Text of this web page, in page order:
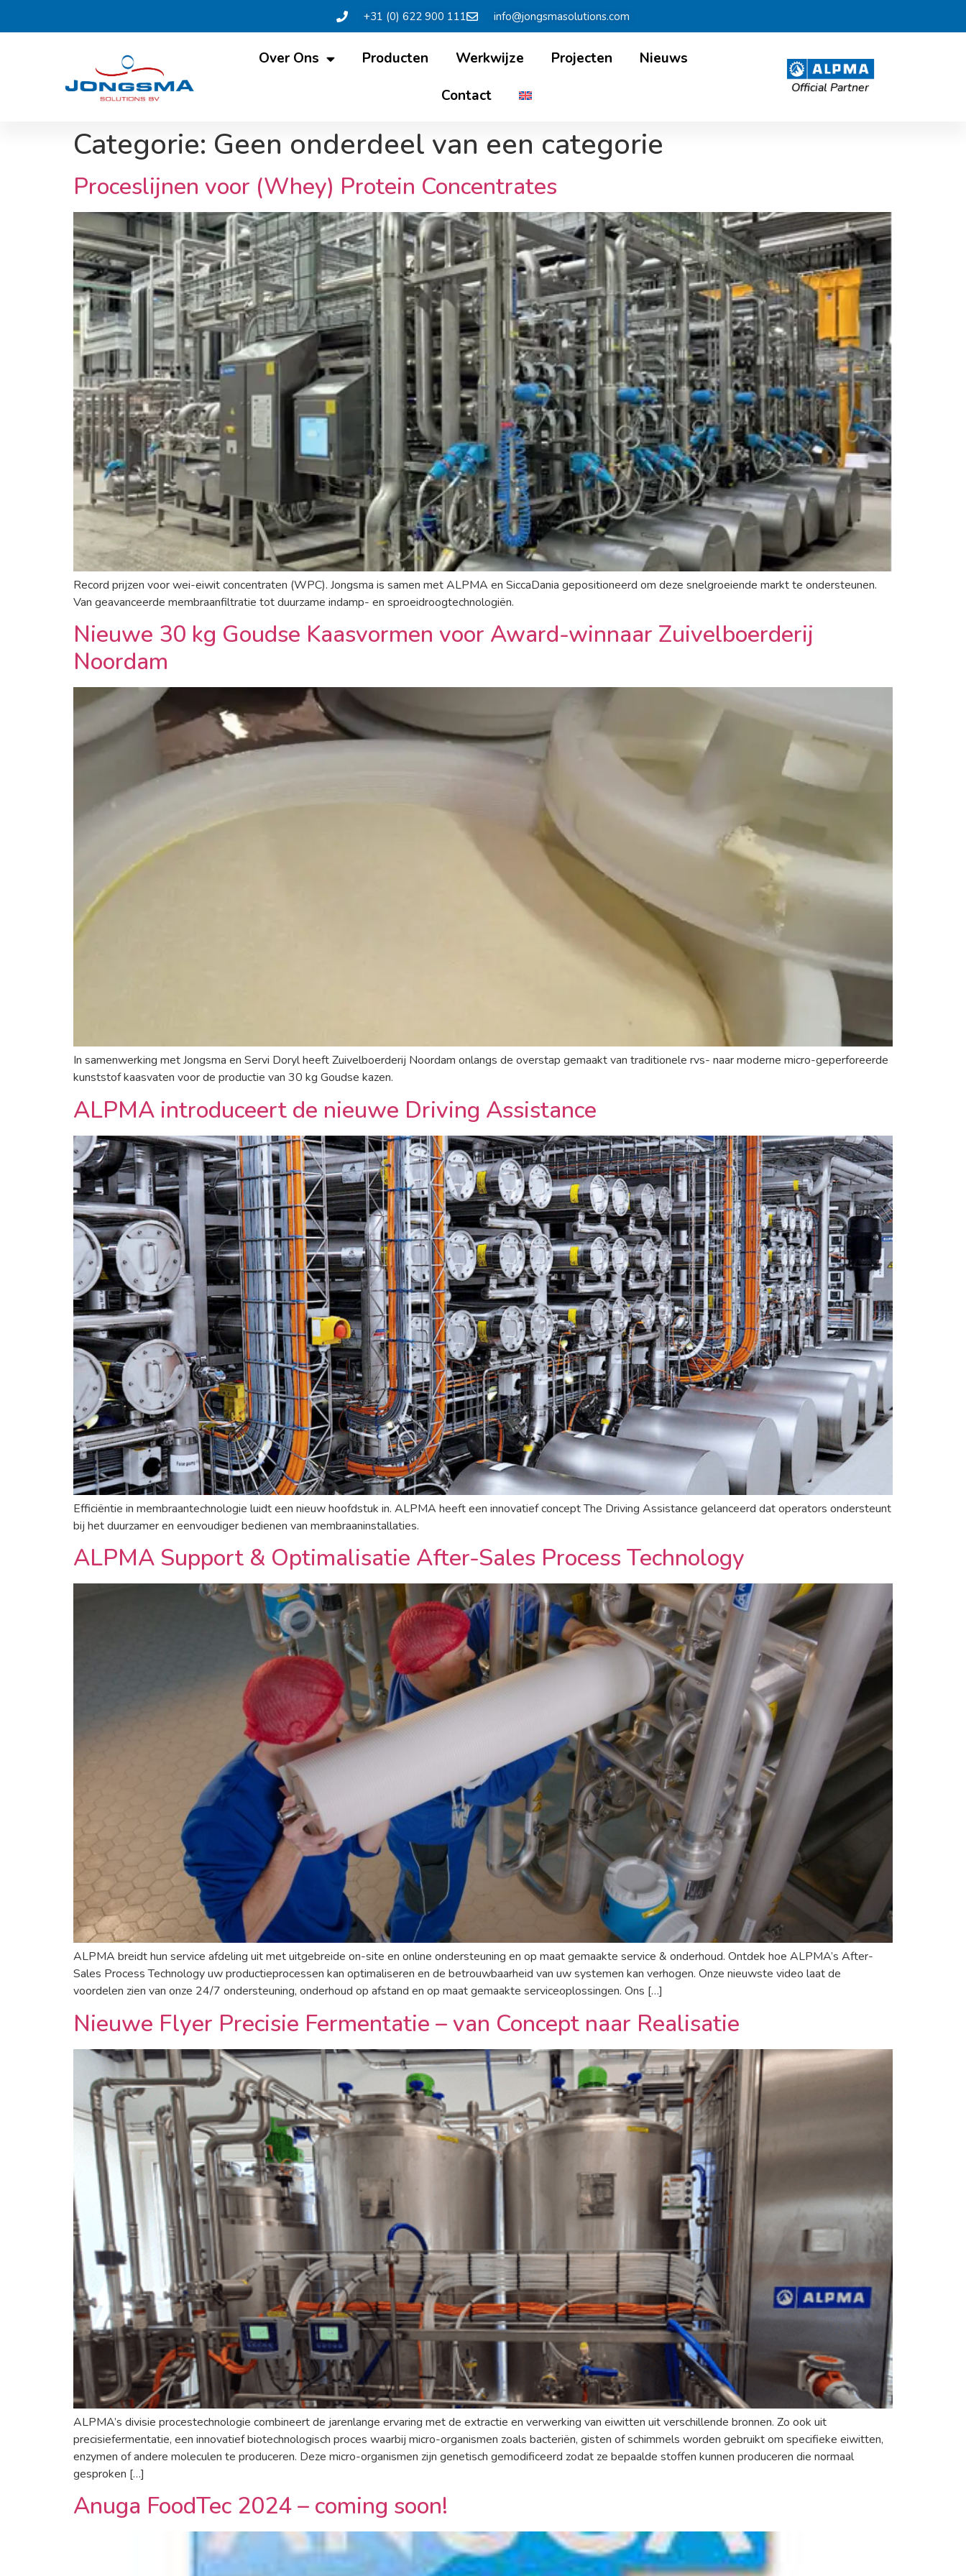
+31 (0) 622 900 111 info@jongsmasolutions.com
Over Ons Producten Werkwijze Projecten
Nieuws
Contact
Official Partner
Categorie: Geen onderdeel van een categorie
Proceslijnen voor (Whey) Protein Concentrates
Record prijzen voor wei-eiwit concentraten (WPC). Jongsma is samen met ALPMA en SiccaDania gepositioneerd om deze snelgroeiende markt te ondersteunen.
Van geavanceerde membraanfiltratie tot duurzame indamp- en sproeidroogtechnologiën.
Nieuwe 30 kg Goudse Kaasvormen voor Award-winnaar Zuivelboerderij
Noordam
In samenwerking met Jongsma en Servi Doryl heeft Zuivelboerderij Noordam onlangs de overstap gemaakt van traditionele rvs- naar moderne micro-geperforeerde
kunststof kaasvaten voor de productie van 30 kg Goudse kazen.
ALPMA introduceert de nieuwe Driving Assistance
Efficiëntie in membraantechnologie luidt een nieuw hoofdstuk in. ALPMA heeft een innovatief concept The Driving Assistance gelanceerd dat operators ondersteunt
bij het duurzamer en eenvoudiger bedienen van membraaninstallaties.
ALPMA Support & Optimalisatie After-Sales Process Technology
ALPMA breidt hun service afdeling uit met uitgebreide on-site en online ondersteuning en op maat gemaakte service & onderhoud. Ontdek hoe ALPMA’s After-
Sales Process Technology uw productieprocessen kan optimaliseren en de betrouwbaarheid van uw systemen kan verhogen. Onze nieuwste video laat de
voordelen zien van onze 24/7 ondersteuning, onderhoud op afstand en op maat gemaakte serviceoplossingen. Ons […]
Nieuwe Flyer Precisie Fermentatie – van Concept naar Realisatie
ALPMA’s divisie procestechnologie combineert de jarenlange ervaring met de extractie en verwerking van eiwitten uit verschillende bronnen. Zo ook uit
precisiefermentatie, een innovatief biotechnologisch proces waarbij micro-organismen zoals bacteriën, gisten of schimmels worden gebruikt om specifieke eiwitten,
enzymen of andere moleculen te produceren. Deze micro-organismen zijn genetisch gemodificeerd zodat ze bepaalde stoffen kunnen produceren die normaal
gesproken […]
Anuga FoodTec 2024 – coming soon!